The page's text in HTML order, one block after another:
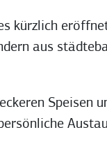
kürzlich
aus
Speisen